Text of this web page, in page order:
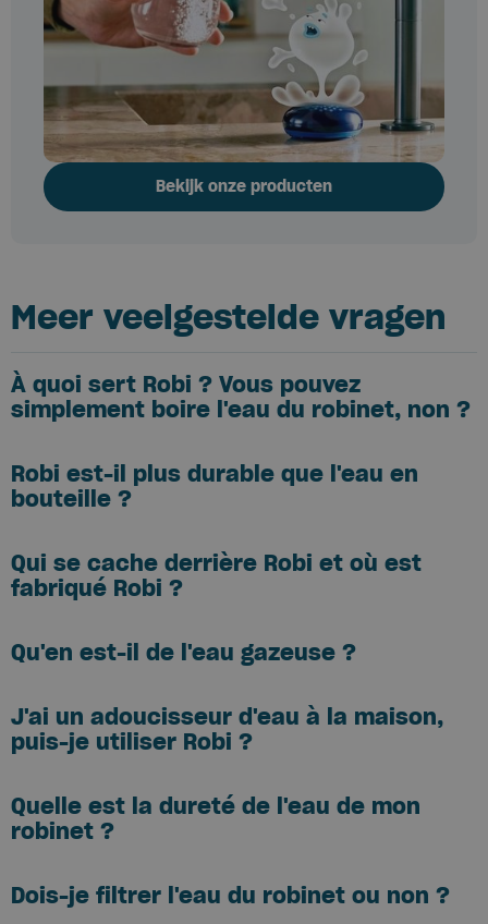
Bekijk onze producten
Meer veelgestelde vragen
À quoi sert Robi ? Vous pouvez
simplement boire l'eau du robinet, non ?
Robi est-il plus durable que l'eau en
bouteille ?
Qui se cache derrière Robi et où est
fabriqué Robi ?
Qu'en est-il de l'eau gazeuse ?
J'ai un adoucisseur d'eau à la maison,
puis-je utiliser Robi ?
Quelle est la dureté de l'eau de mon
robinet ?
Dois-je filtrer l'eau du robinet ou non ?